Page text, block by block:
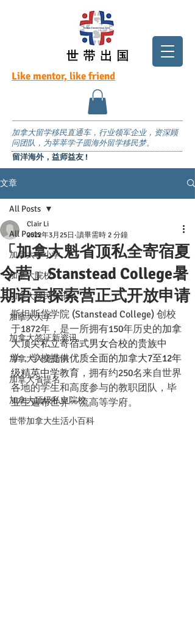
Like mentor, like friend
加拿大留学移民直通车，行业领军企业，资深顾
问团队，为莘莘学子圆海外留学移民梦。
留洋海外，益师益友 !
文章
All Posts
加拿大中小学
加拿大院校
加拿大移民资讯
加拿大大学
加拿大签证新资讯
加拿大入境指南
加拿大省提名
加拿大顶级私立院校
世带加拿大生活小百科
All Posts
「加拿大魁省顶私全寄宿夏
令营」Stanstead College暑
期语言探索营正式开放申请
Clair Li
2022年3月25日 讀畢需時 2 分鐘
斯坦斯岱学院 (Stanstead College) 创校
于1872年，是一所拥有150年历史的加拿
大顶尖私立寄宿式男女合校的贵族中
学，学校提供优质全面的加拿大7至12年
级精英中学教育 ，拥有约250名来自世界
各地的学生和高度参与的教职团队，毕
业生遍布世界一流高等学府。